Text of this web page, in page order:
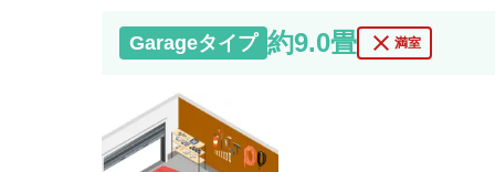
Garageタイプ 約9.0畳 close 満室